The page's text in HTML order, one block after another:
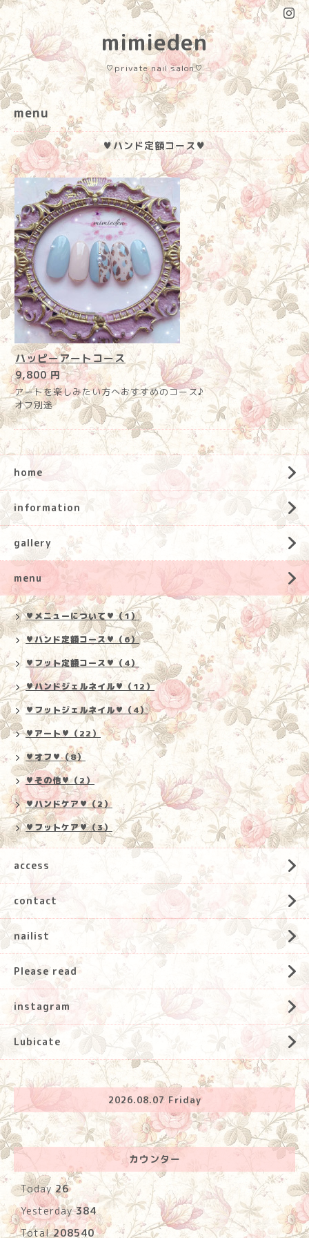
mimieden
♡private nail salon♡
menu
♥ハンド定額コース♥
ハッピーアートコース
9,800 円
アートを楽しみたい方へおすすめのコース♪
オフ別途
home
information
gallery
menu
♥メニューについて♥（1）
♥ハンド定額コース♥（6）
♥フット定額コース♥（4）
♥ハンドジェルネイル♥（12）
♥フットジェルネイル♥（4）
♥アート♥（22）
♥オフ♥（8）
♥その他♥（2）
♥ハンドケア♥（2）
♥フットケア♥（3）
access
contact
nailist
Please read
instagram
Lubicate
2026.08.07 Friday
カウンター
Today26
Yesterday384
Total208540